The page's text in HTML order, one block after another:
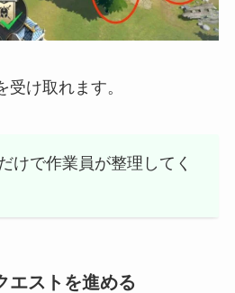
け取れます。
けで作業員が整理してく
エストを進める